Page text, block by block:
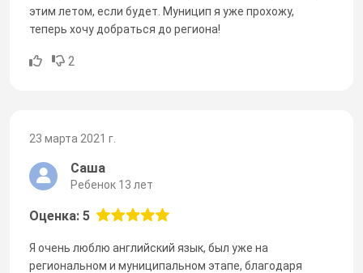
этим летом, если будет. Муницип я уже прохожу,
теперь хочу добраться до региона!
2
23 марта 2021 г.
Саша
Ребенок 13 лет
Оценка: 5
Я очень люблю английский язык, был уже на
региональном и муниципальном этапе, благодаря